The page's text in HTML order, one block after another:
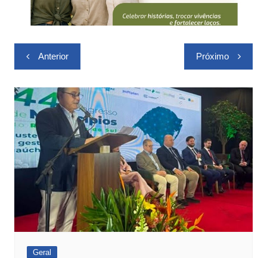
Navegação
de
Post
Anterior Próximo
Geral